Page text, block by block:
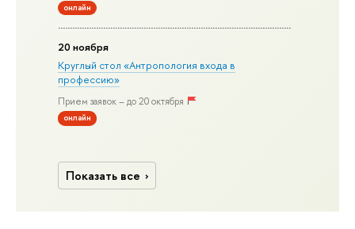
онлайн
20 ноября
Круглый стол «Антропология входа в
профессию»
Прием заявок – до 20 октября
онлайн
Показать все